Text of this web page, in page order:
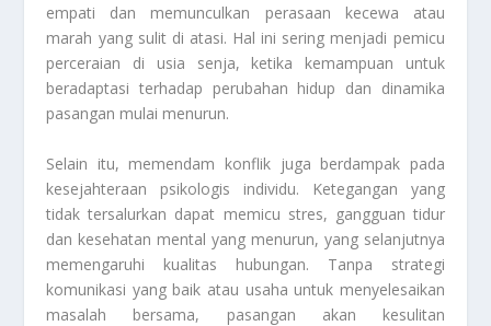
empati dan memunculkan perasaan kecewa atau
marah yang sulit di atasi. Hal ini sering menjadi pemicu
perceraian di usia senja, ketika kemampuan untuk
beradaptasi terhadap perubahan hidup dan dinamika
pasangan mulai menurun.
Selain itu, memendam konflik juga berdampak pada
kesejahteraan psikologis individu. Ketegangan yang
tidak tersalurkan dapat memicu stres, gangguan tidur
dan kesehatan mental yang menurun, yang selanjutnya
memengaruhi kualitas hubungan. Tanpa strategi
komunikasi yang baik atau usaha untuk menyelesaikan
masalah bersama, pasangan akan kesulitan